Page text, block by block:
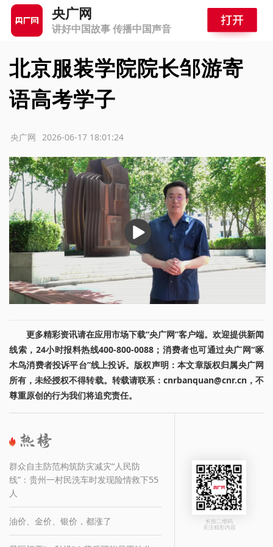
央广网
讲好中国故事 传播中国声音
北京服装学院院长邹游寄
语高考学子
2026-06-17 18:01:24
央广网
播
放
更多精彩资讯请在应用市场下载“央广网”客户端。欢迎提供新闻
线索，24小时报料热线400-800-0088；消费者也可通过央广网“啄
木鸟消费者投诉平台”线上投诉。版权声明：本文章版权归属央广网
所有，未经授权不得转载。转载请联系：cnrbanquan@cnr.cn，不
尊重原创的行为我们将追究责任。
群众自主防范构筑防灾减灾“人民防
线”：贵州一村民洗车时发现险情救下55
人
油价、金价、银价，都涨了 长按二维码
关注精彩内容